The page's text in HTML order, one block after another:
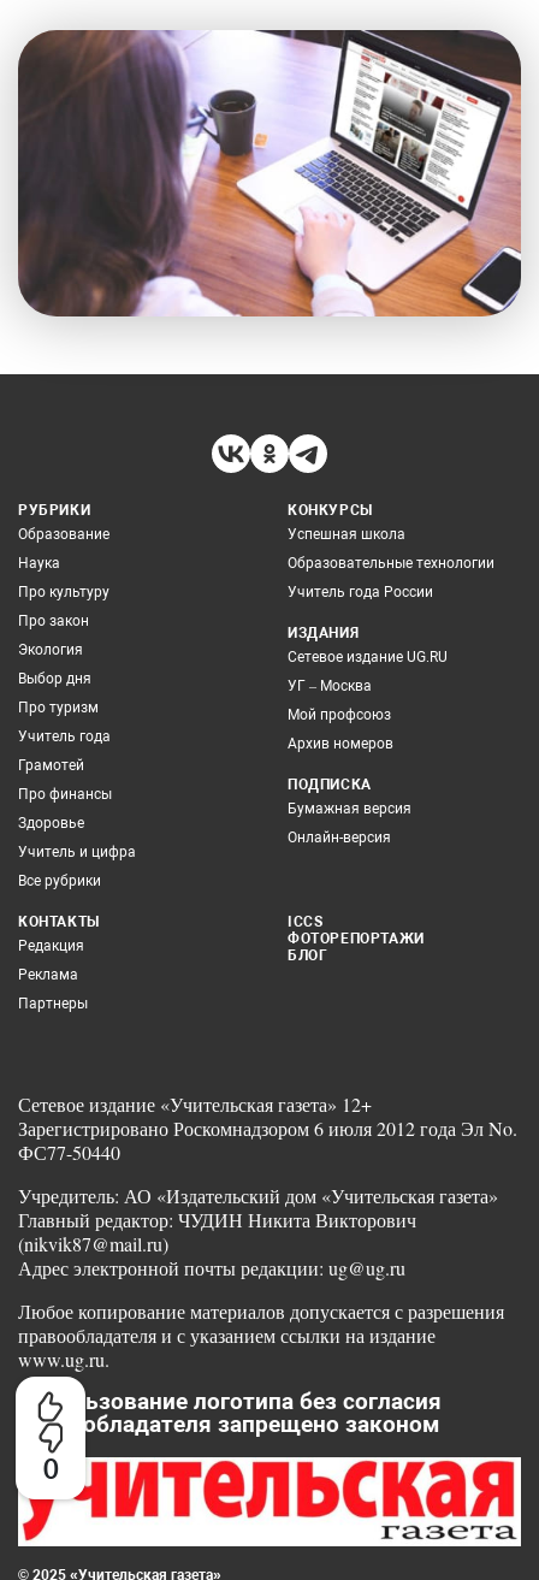
0
РУБРИКИ
Образование
Наука
Про культуру
Про закон
Экология
Выбор дня
Про туризм
Учитель года
Грамотей
Про финансы
Здоровье
Учитель и цифра
Все рубрики
КОНКУРСЫ
Успешная школа
Образовательные технологии
Учитель года России
ИЗДАНИЯ
Сетевое издание UG.RU
УГ – Москва
Мой профсоюз
Архив номеров
ПОДПИСКА
Бумажная версия
Онлайн-версия
КОНТАКТЫ
Редакция
Реклама
Партнеры
ICCS
ФОТОРЕПОРТАЖИ
БЛОГ
Сетевое издание «Учительская газета» 12+
Зарегистрировано Роскомнадзором 6 июля 2012 года Эл No.
ФС77-50440
Учредитель: АО «Издательский дом «Учительская газета»
Главный редактор: ЧУДИН Никита Викторович
(nikvik87@mail.ru)
Адрес электронной почты редакции: ug@ug.ru
Любое копирование материалов допускается с разрешения
правообладателя и с указанием ссылки на издание
www.ug.ru.
Использование логотипа без согласия
правообладателя запрещено законом
© 2025 «Учительская газета»